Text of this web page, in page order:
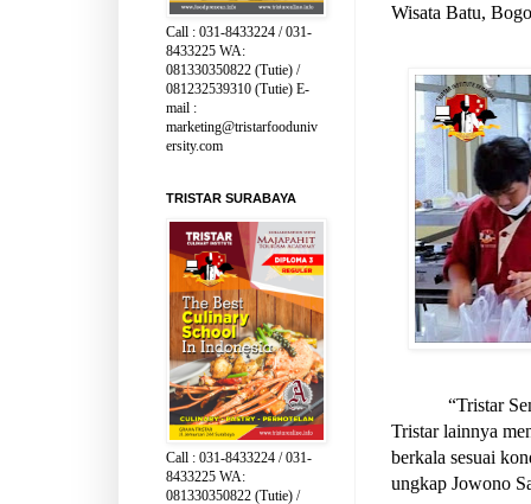
Wisata Batu,
“Tristar
Tristar lainnya
berkala sesuai
ungkap Jowono
Call : 031-8433224 / 031-
8433225 WA:
081330350822 (Tutie) /
081232539310 (Tutie) E-
mail :
marketing@tristarfooduniv
ersity.com
TRISTAR SURABAYA
Call : 031-8433224 / 031-
8433225 WA:
081330350822 (Tutie) /